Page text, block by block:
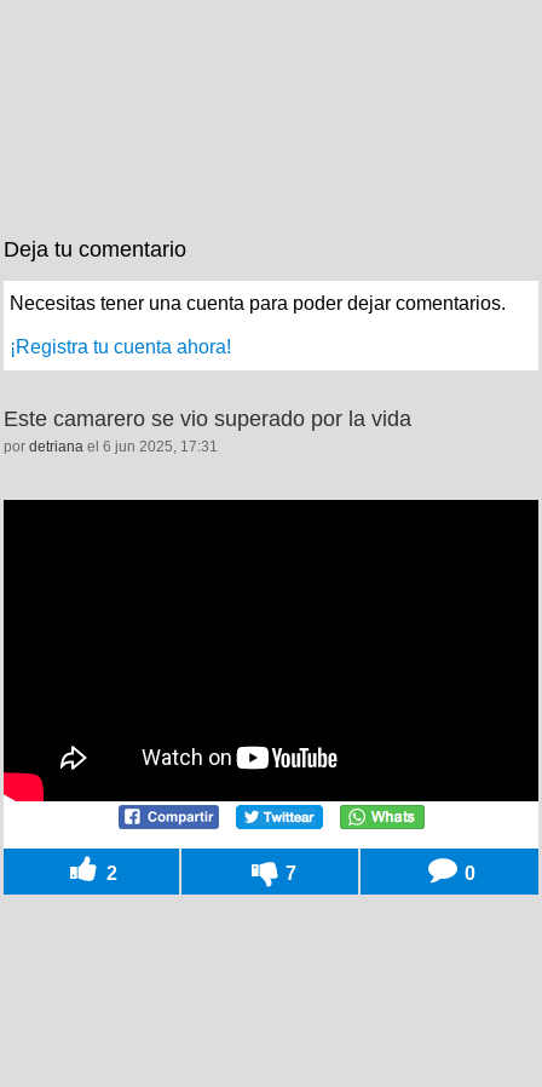
Deja tu comentario
Necesitas tener una cuenta para poder dejar comentarios.
¡Registra tu cuenta ahora!
Este camarero se vio superado por la vida
por detriana el 6 jun 2025, 17:31
2 7 0